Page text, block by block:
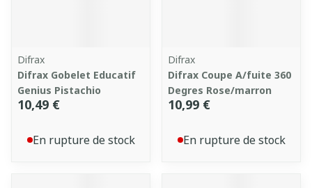
Difrax
Difrax Gobelet Educatif
Genius Pistachio
10,49 €
En rupture de stock
Difrax
Difrax Coupe A/fuite 360
Degres Rose/marron
10,99 €
En rupture de stock